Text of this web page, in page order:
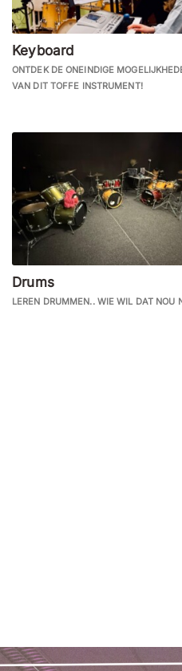
Keyboard
ONTDEK DE ONEINDIGE
VAN DIT TOFFE INSTRUMENT!
Drums
LEREN DRUMMEN.. WIE WIL DAT NOU